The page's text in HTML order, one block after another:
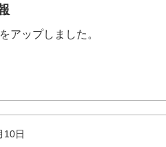
アップしました。
10日